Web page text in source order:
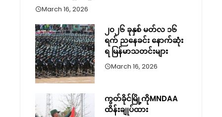
March 16, 2026
၂၀၂၆ ခုနှစ် မတ်လ ၁၆
ရက် ညနေခင်း နောက်ဆုံး
ရ မြန်မာသတင်းများ
March 16, 2026
ကွတ်ခိုင်မြို့ကိုMNDAA
ထိန်းချုပ်ထား